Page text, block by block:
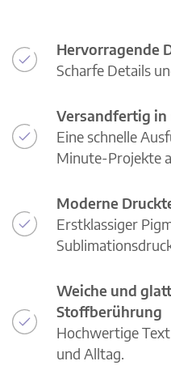
Hervorragende
Scharfe Details
Versandfertig in
Eine schnelle
Minute-Projekte
Moderne
Erstklassiger
Weiche und
Stoffberührung
Hochwertige
und Alltag.